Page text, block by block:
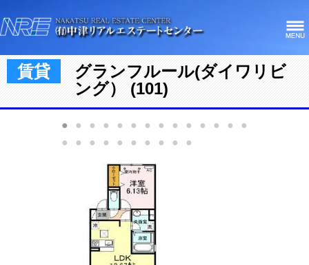
賃貸
グランフルール(ダイワリビ
ング） (101)
● ● ● ● ● ● ● ● ● ● ● ● ●
●
●
● ● ● ● ● ● ● ● ●